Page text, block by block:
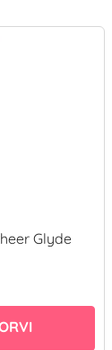
Glyde